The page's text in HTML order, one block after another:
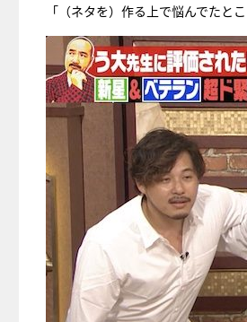
「（ネタを）作る上で悩んでたと